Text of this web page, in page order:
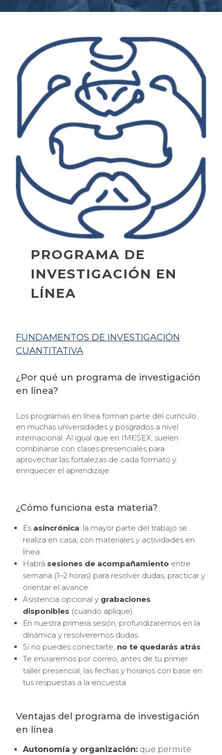
PROGRAMA DE
INVESTIGACIÓN EN
LÍNEA
FUNDAMENTOS DE INVESTIGACIÓN
CUANTITATIVA
¿Por qué un programa de investigación
en línea?
Los programas en línea forman parte del currículo
en muchas universidades y posgrados a nivel
internacional. Al igual que en IMESEX, suelen
combinarse con clases presenciales para
aprovechar las fortalezas de cada formato y
enriquecer el aprendizaje.
¿Cómo funciona esta materia?
Es asincrónica: la mayor parte del trabajo se
realiza en casa, con materiales y actividades en
línea.
Habrá sesiones de acompañamiento entre
semana (1–2 horas) para resolver dudas, practicar y
orientar el avance.
Asistencia opcional y grabaciones
disponibles (cuando aplique).
En nuestra primera sesión, profundizaremos en la
dinámica y resolveremos dudas.
Si no puedes conectarte, no te quedarás atrás
Te enviaremos por correo, antes de tu primer
taller presencial, las fechas y horarios con base en
tus respuestas a la encuesta.
Ventajas del programa de investigación
en línea
Autonomía y organización:que permite